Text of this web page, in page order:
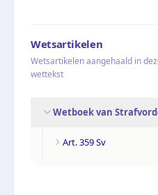
Wetsartikelen
Wetsartikelen aangehaald in
wettekst
Wetboek van
Art. 359 Sv